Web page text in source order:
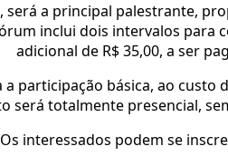
a principal palestrante,
inclui dois intervalos
adicional de R$ 35,00, a ser
participação básica, ao
será totalmente presencial,
Os interessados podem se